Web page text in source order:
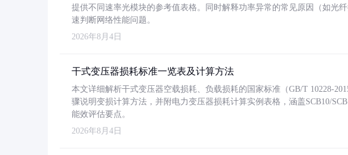
提供不同速率光模块的参考值表格。同时解释功率异常的常见原因（如光
速判断网络性能问题。
2026年8月4日
干式变压器损耗标准一览表及计算方法
本文详细解析干式变压器空载损耗、负载损耗的国家标准（GB/T 10228-
骤说明变损计算方法，并附电力变压器损耗计算实例表格，涵盖SCB10/
能效评估要点。
2026年8月4日